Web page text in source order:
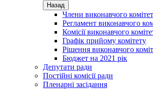
Назад
Члени виконавчого
Регламент виконавчого
Комісії виконавчого
Графік прийому комітету
Рішення виконавчого
Бюджет на 2021 рік
Депутати ради
Постійні комісії ради
Пленарні засідання